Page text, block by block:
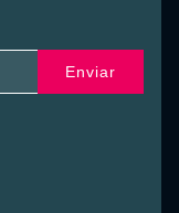
Enviar